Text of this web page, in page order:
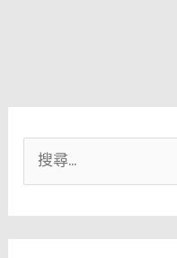
尋
關